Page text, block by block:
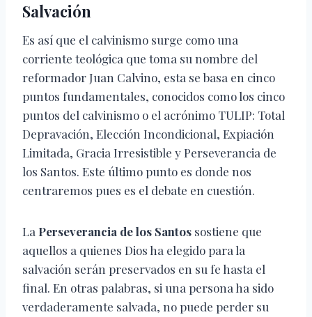
Salvación
Es así que el calvinismo surge como una
corriente teológica que toma su nombre del
reformador Juan Calvino, esta se basa en cinco
puntos fundamentales, conocidos como los cinco
puntos del calvinismo o el acrónimo TULIP: Total
Depravación, Elección Incondicional, Expiación
Limitada, Gracia Irresistible y Perseverancia de
los Santos. Este último punto es donde nos
centraremos pues es el debate en cuestión.
La Perseverancia de los Santos sostiene que
aquellos a quienes Dios ha elegido para la
salvación serán preservados en su fe hasta el
final. En otras palabras, si una persona ha sido
verdaderamente salvada, no puede perder su